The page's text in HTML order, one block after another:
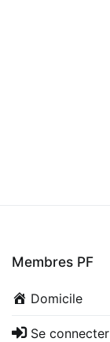
Membres PF
Domicile
Se connecter